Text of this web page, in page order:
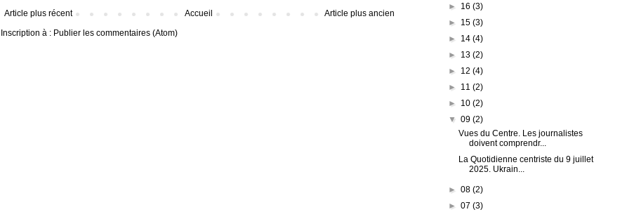
Article plus récent Article plus ancien
Accueil
Inscription à : Publier les commentaires (Atom)
► 16 (3)
► 15 (3)
► 14 (4)
► 13 (2)
► 12 (4)
► 11 (2)
► 10 (2)
▼ 09 (2)
Vues du Centre. Les journalistes
doivent comprendr...
La Quotidienne centriste du 9 juillet
2025. Ukrain...
► 08 (2)
► 07 (3)